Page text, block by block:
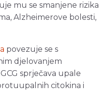
mu se smanjene rizika
Alzheimerove bolesti,
povezuje se s
djelovanjem
sprječava upale
citokina i